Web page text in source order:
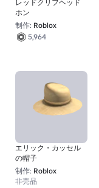
レッドクリフヘッド
ホン
制作: Roblox
5,964
エリック・カッセル
の帽子
制作: Roblox
非売品